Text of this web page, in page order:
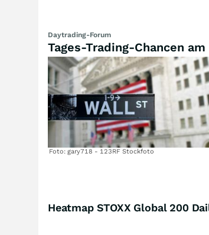
Daytrading-Forum
Tages-Trading-Chancen
Foto: gary718 - 123RF Stockfoto
Heatmap STOXX Global 200